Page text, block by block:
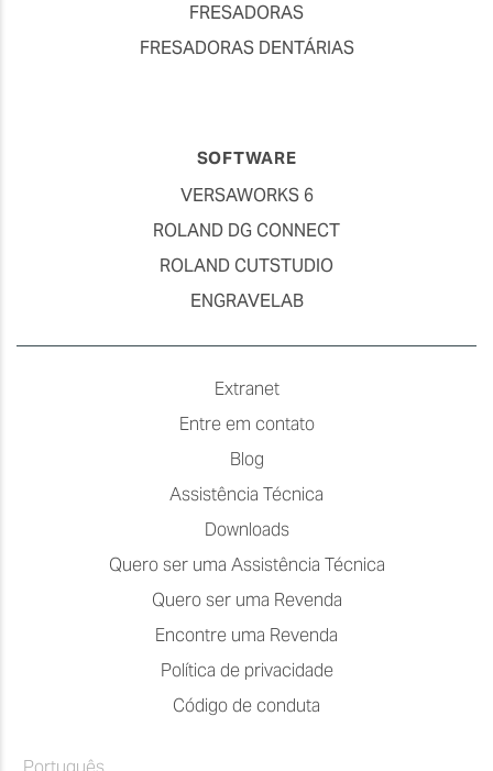
FRESADORAS
FRESADORAS DENTÁRIAS
SOFTWARE
VERSAWORKS 6
ROLAND DG CONNECT
ROLAND CUTSTUDIO
ENGRAVELAB
Extranet
Entre em contato
Blog
Assistência Técnica
Downloads
Quero ser uma Assistência Técnica
Quero ser uma Revenda
Encontre uma Revenda
Política de privacidade
Código de conduta